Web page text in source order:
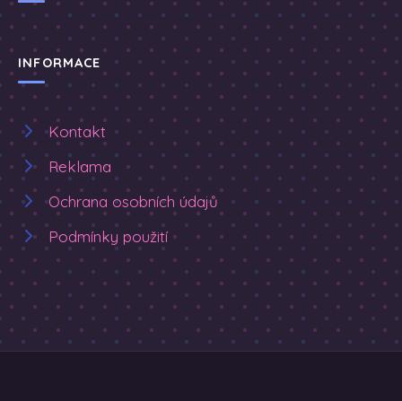
INFORMACE
Kontakt
Reklama
Ochrana osobních údajů
Podmínky použití